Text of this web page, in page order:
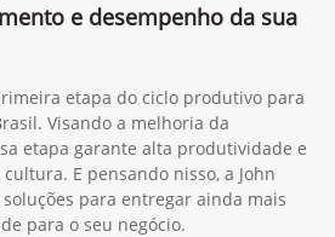
e desempenho da sua
etapa do ciclo produtivo para
Visando a melhoria da
etapa garante alta produtividade e
E pensando nisso, a John
para entregar ainda mais
para o seu negócio.